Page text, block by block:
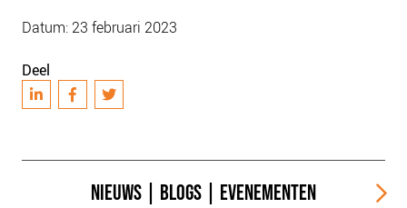
Datum: 23 februari 2023
Deel
NIEUWS BLOGS EVENEMENTEN